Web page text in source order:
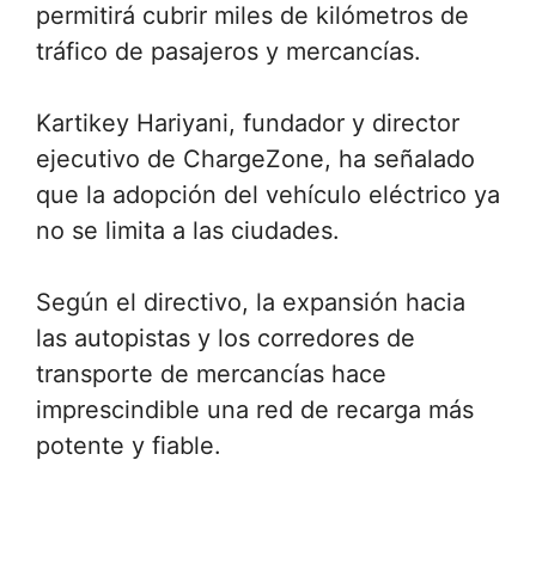
permitirá cubrir miles de kilómetros de
tráfico de pasajeros y mercancías.
Kartikey Hariyani, fundador y director
ejecutivo de ChargeZone, ha señalado
que la adopción del vehículo eléctrico ya
no se limita a las ciudades.
Según el directivo, la expansión hacia
las autopistas y los corredores de
transporte de mercancías hace
imprescindible una red de recarga más
potente y fiable.